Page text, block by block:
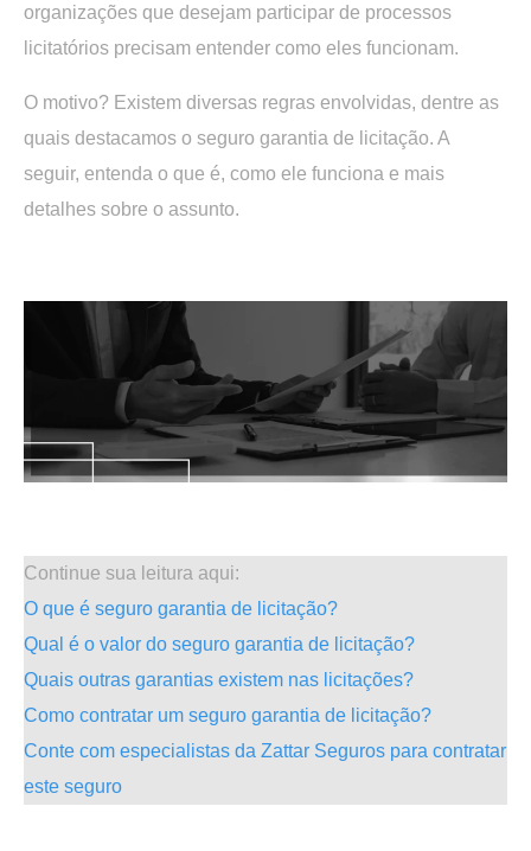
organizações que desejam participar de processos
licitatórios precisam entender como eles funcionam.
O motivo? Existem diversas regras envolvidas, dentre as
quais destacamos o seguro garantia de licitação. A
seguir, entenda o que é, como ele funciona e mais
detalhes sobre o assunto.
Continue sua leitura aqui:
O que é seguro garantia de licitação?
Qual é o valor do seguro garantia de licitação?
Quais outras garantias existem nas licitações?
Como contratar um seguro garantia de licitação?
Conte com especialistas da Zattar Seguros para contratar
este seguro